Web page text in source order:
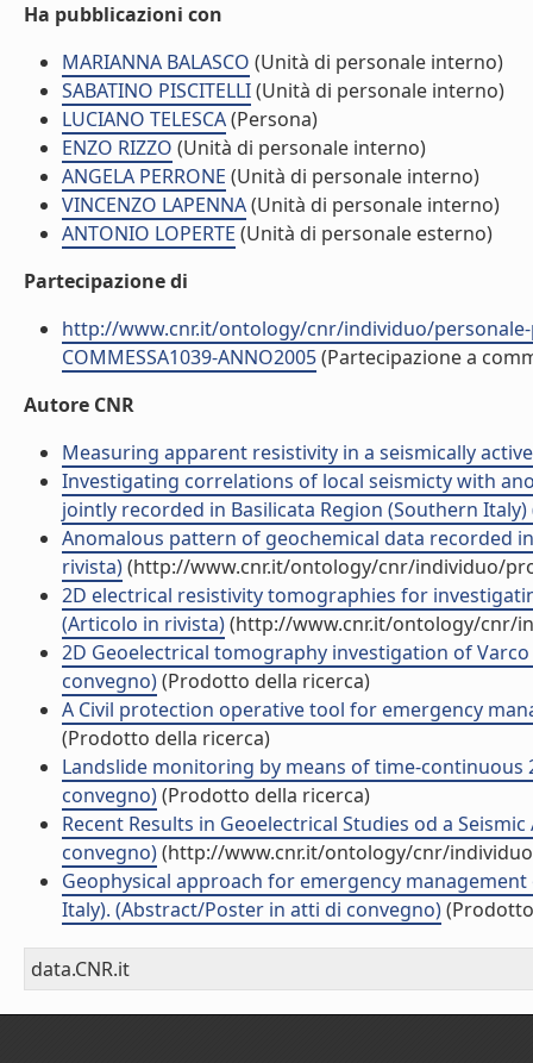
Ha pubblicazioni con
MARIANNA BALASCO (Unità di personale interno)
SABATINO PISCITELLI(Unità di personale interno)
LUCIANO TELESCA(Persona)
ENZO RIZZO (Unità di personale interno)
ANGELA PERRONE (Unità di personale interno)
VINCENZO LAPENNA(Unità di personale interno)
ANTONIO LOPERTE (Unità di personale esterno)
Partecipazione di
http://www.cnr.it/ontology/cnr/individuo/
COMMESSA1039-ANNO2005(Partecipazione a
Autore CNR
Measuring apparent resistivity in a seismically
Investigating correlations of local seismicty with
jointly recorded in Basilicata Region (Southern
Anomalous pattern of geochemical data recorded
rivista)(http://www.cnr.it/ontology/cnr/individuo/
2D electrical resistivity tomographies for
(Articolo in rivista)(http://www.cnr.it/ontology/cnr/
2D Geoelectrical tomography investigation of
convegno)(Prodotto della ricerca)
A Civil protection operative tool for emergency
(Prodotto della ricerca)
Landslide monitoring by means of time-
convegno)(Prodotto della ricerca)
Recent Results in Geoelectrical Studies od a
convegno)(http://www.cnr.it/ontology/cnr/
Geophysical approach for emergency
Italy). (Abstract/Poster in atti di convegno)
data.CNR.it